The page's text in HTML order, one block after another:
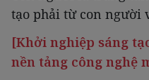
tạo phải từ con người
[Khởi nghiệp sáng
nền tảng công nghệ